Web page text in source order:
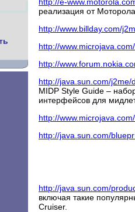
реализация от Моторола
http://www.billday.com/
http://www.microjava.com/
http://
http://java.sun.com/
MIDP Style Guide –
интерфейсов для
http://
http://java.sun.com/
http://java.sun.com/
включая такие
Cruiser.